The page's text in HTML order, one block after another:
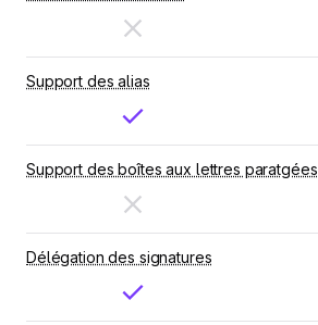
Support des alias
Support des boîtes aux lettres paratgées
Délégation des signatures